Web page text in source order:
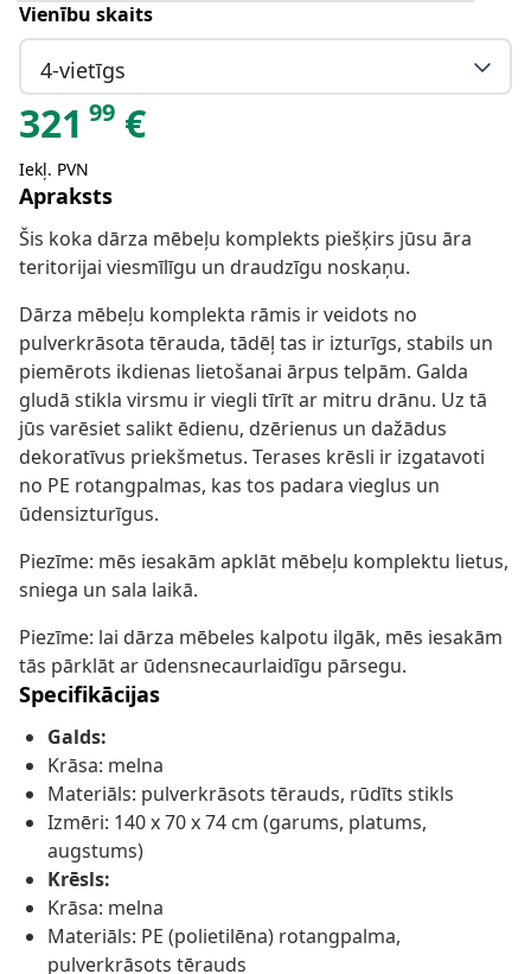
Vienību skaits
4-vietīgs
321 99 €
Iekļ. PVN
Apraksts
Šis koka dārza mēbeļu komplekts piešķirs jūsu āra
teritorijai viesmīlīgu un draudzīgu noskaņu.
Dārza mēbeļu komplekta rāmis ir veidots no
pulverkrāsota tērauda, tādēļ tas ir izturīgs, stabils un
piemērots ikdienas lietošanai ārpus telpām. Galda
gludā stikla virsmu ir viegli tīrīt ar mitru drānu. Uz tā
jūs varēsiet salikt ēdienu, dzērienus un dažādus
dekoratīvus priekšmetus. Terases krēsli ir izgatavoti
no PE rotangpalmas, kas tos padara vieglus un
ūdensizturīgus.
Piezīme: mēs iesakām apklāt mēbeļu komplektu lietus,
sniega un sala laikā.
Piezīme: lai dārza mēbeles kalpotu ilgāk, mēs iesakām
tās pārklāt ar ūdensnecaurlaidīgu pārsegu.
Specifikācijas
Galds:
Krāsa: melna
Materiāls: pulverkrāsots tērauds, rūdīts stikls
Izmēri: 140 x 70 x 74 cm (garums, platums,
augstums)
Krēsls:
Krāsa: melna
Materiāls: PE (polietilēna) rotangpalma,
pulverkrāsots tērauds